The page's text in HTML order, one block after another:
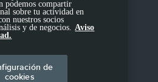
prueba de
incluye
opcional.
podemos compartir
sobre tu actividad en
nuestros socios
y de negocios. Aviso
de
cookies